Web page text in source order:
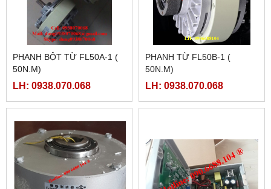
PHANH BỘT TỪ FL50A-1 (
50N.M)
LH: 0938.070.068
PHANH TỪ FL50B-1 (
50N.M)
LH: 0938.070.068